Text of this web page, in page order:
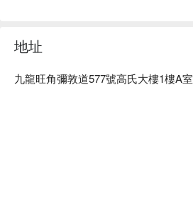
旺角按摩 - 怡靜 Top Beauty 立刻預訂
地址
九龍旺角彌敦道577號高氏大樓1樓A室